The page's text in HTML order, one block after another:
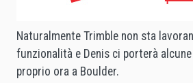
Naturalmente Trimble non sta
funzionalità e Denis ci porterà
proprio ora a Boulder.